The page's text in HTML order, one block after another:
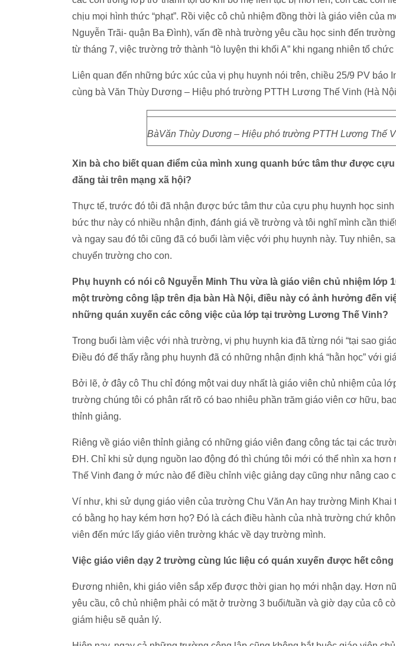
chịu mọi hình thức “phạt”. Rồi việc cô chủ nhiệm đồng thời là giáo viên của
Nguyễn Trãi- quận Ba Đình), vấn đề nhà trường yêu cầu học sinh đến
từ tháng 7, việc trường trở thành “lò luyện thi khối A” khi ngang nhiên tổ
Liên quan đến những bức xúc của vị phụ huynh nói trên, chiều 25/9 PV báo
cùng bà Văn Thùy Dương – Hiệu phó trường PTTH Lương Thế Vinh (Hà
BàVăn Thùy Dương – Hiệu phó trường PTTH Lương Thế
Xin bà cho biết quan điểm của mình xung quanh bức tâm thư được
đăng tải trên mạng xã hội?
Thực tế, trước đó tôi đã nhận được bức tâm thư của cựu phụ huynh học
bức thư này có nhiều nhận định, đánh giá về trường và tôi nghĩ mình cần
và ngay sau đó tôi cũng đã có buổi làm việc với phụ huynh này. Tuy nhiên,
chuyển trường cho con.
Phụ huynh có nói cô Nguyễn Minh Thu vừa là giáo viên chủ nhiệm lớp
một trường công lập trên địa bàn Hà Nội, điều này có ảnh hưởng đến
những quán xuyến các công việc của lớp tại trường Lương Thế Vinh?
Trong buổi làm việc với nhà trường, vị phụ huynh kia đã từng nói “tại sao
Điều đó để thấy rằng phụ huynh đã có những nhận định khá “hằn học” với
Bởi lẽ, ở đây cô Thu chỉ đóng một vai duy nhất là giáo viên chủ nhiệm của
trường chúng tôi có phân rất rõ có bao nhiêu phần trăm giáo viên cơ hữu,
thỉnh giảng.
Riêng về giáo viên thỉnh giảng có những giáo viên đang công tác tại các
ĐH. Chỉ khi sử dụng nguồn lao động đó thì chúng tôi mới có thể nhìn xa
Thế Vinh đang ở mức nào để điều chỉnh việc giảng dạy cũng như nâng cao
Ví như, khi sử dụng giáo viên của trường Chu Văn An hay trường Minh Khai
có bằng họ hay kém hơn họ? Đó là cách điều hành của nhà trường chứ
viên đến mức lấy giáo viên trường khác về dạy trường mình.
Việc giáo viên dạy 2 trường cùng lúc liệu có quán xuyến được hết
Đương nhiên, khi giáo viên sắp xếp được thời gian họ mới nhận dạy. Hơn
yêu cầu, cô chủ nhiệm phải có mặt ở trường 3 buổi/tuần và giờ dạy của cô
giám hiệu sẽ quản lý.